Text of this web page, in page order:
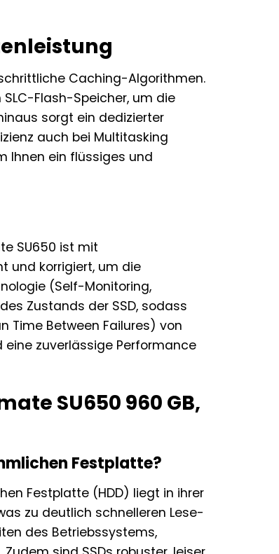
Caching-Algorithmen.
Flash-Speicher, um die
sorgt ein dedizierter
auch bei Multitasking
Ihnen ein flüssiges und
SU650 ist mit
und korrigiert, um die
(Self-Monitoring,
Zustands der SSD, sodass
Time Between Failures) von
eine zuverlässige Performance
SU650 960 GB,
Festplatte?
Festplatte (HDD) liegt in ihrer
zu deutlich schnelleren Lese-
des Betriebssystems,